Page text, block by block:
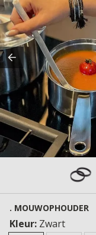
. MOUWOPHOUDER
Kleur: Zwart